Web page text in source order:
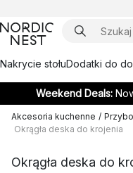
Nakrycie stołuDodatki do
Weekend Deals:
Akcesoria kuchenne /
Okrągła deska do krojenia
Okrągła deska do